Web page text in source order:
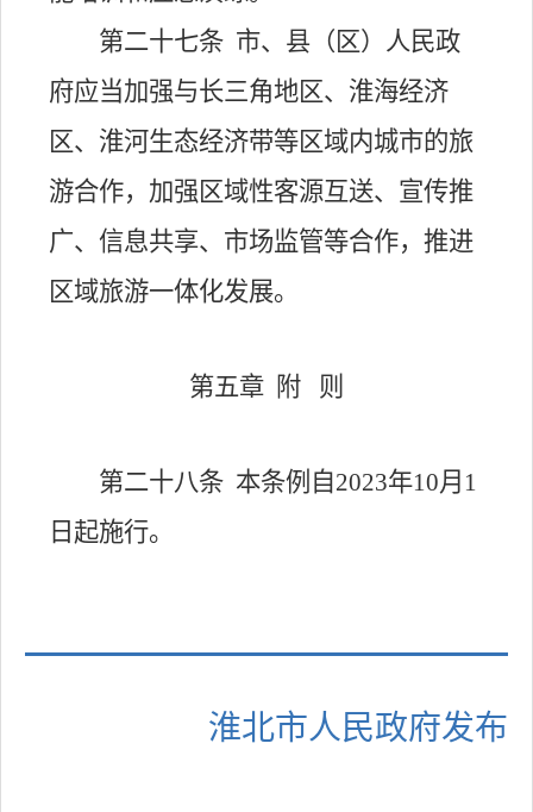
第二十七条 市、县（区）人民政
府应当加强与长三角地区、淮海经济
区、淮河生态经济带等区域内城市的旅
游合作，加强区域性客源互送、宣传推
广、信息共享、市场监管等合作，推进
区域旅游一体化发展。
第五章 附 则
第二十八条 本条例自2023年10月 1
日起施行。
淮北市人民政府发布